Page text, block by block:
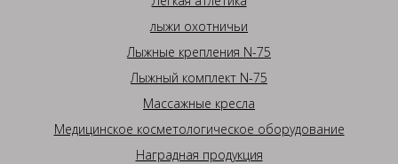
лыжи охотничьи
Лыжные крепления N-75
Лыжный комплект N-75
Массажные кресла
Медицинское косметологическое оборудование
Наградная продукция